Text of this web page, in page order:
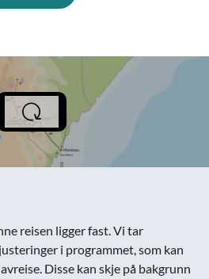
reisen ligger fast. Vi tar
i programmet, som kan
Disse kan skje på bakgrunn